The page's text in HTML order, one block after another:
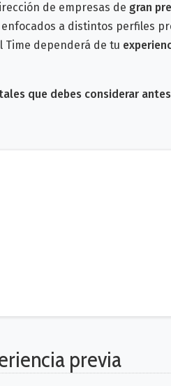
de empresas de gran
a distintos perfiles
Time dependerá de tu
que debes considerar
previa